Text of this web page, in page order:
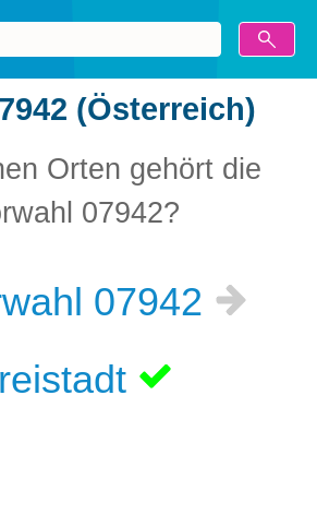
(Österreich)
Orten gehört die
07942?
07942